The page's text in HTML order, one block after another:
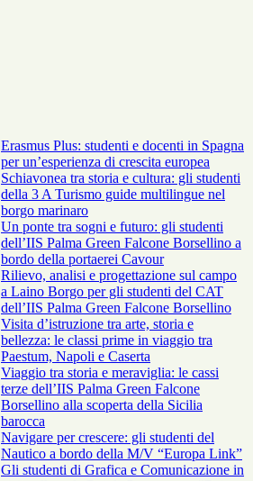
Erasmus Plus: studenti e docenti in Spagna
per un’esperienza di crescita europea
Schiavonea tra storia e cultura: gli studenti
della 3 A Turismo guide multilingue nel
borgo marinaro
Un ponte tra sogni e futuro: gli studenti
dell’IIS Palma Green Falcone Borsellino a
bordo della portaerei Cavour
Rilievo, analisi e progettazione sul campo
a Laino Borgo per gli studenti del CAT
dell’IIS Palma Green Falcone Borsellino
Visita d’istruzione tra arte, storia e
bellezza: le classi prime in viaggio tra
Paestum, Napoli e Caserta
Viaggio tra storia e meraviglia: le cassi
terze dell’IIS Palma Green Falcone
Borsellino alla scoperta della Sicilia
barocca
Navigare per crescere: gli studenti del
Nautico a bordo della M/V “Europa Link”
Gli studenti di Grafica e Comunicazione in